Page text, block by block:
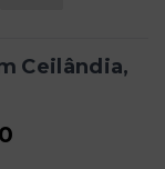
Ceilândia,